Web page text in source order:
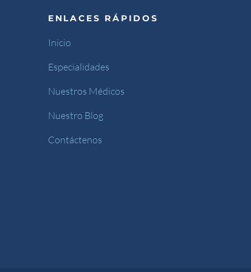
ENLACES RÁPIDOS
Inicio
Especialidades
Nuestros Médicos
Nuestro Blog
Contáctenos